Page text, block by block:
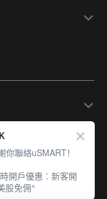
編號：
你聯絡uSMART！
開戶優惠︰新客開
股免佣^